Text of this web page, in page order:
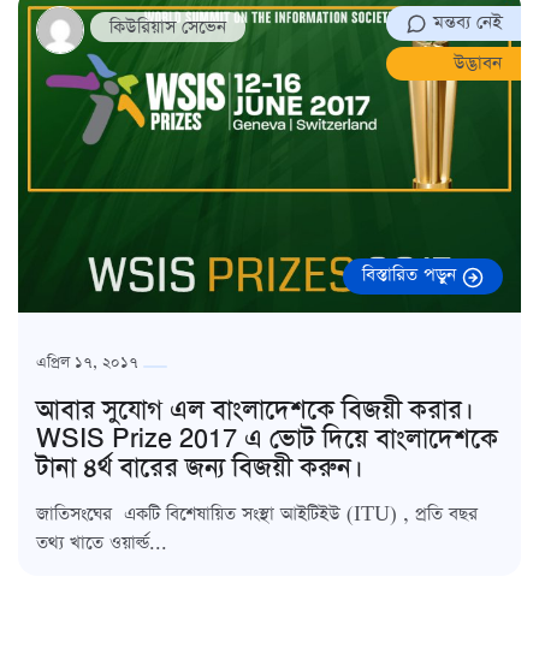
কিউরিয়াস সেভেন
মন্তব্য নেই
উদ্ভাবন
বিস্তারিত পড়ুন
এপ্রিল ১৭, ২০১৭
আবার সুযোগ এল বাংলাদেশকে বিজয়ী করার।
WSIS Prize 2017 এ ভোট দিয়ে বাংলাদেশকে
টানা ৪র্থ বারের জন্য বিজয়ী করুন।
জাতিসংঘের একটি বিশেষায়িত সংস্থা আইটিইউ (ITU) , প্রতি বছর
তথ্য খাতে ওয়ার্ল্ড...